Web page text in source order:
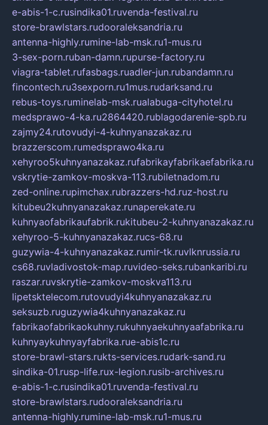
e-abis-1-c.rusindika01.ruvenda-festival.ru
store-brawlstars.rudooraleksandria.ru
antenna-highly.rumine-lab-msk.ru1-mus.ru
3-sex-porn.ruban-damn.rupurse-factory.ru
viagra-tablet.rufasbags.ruadler-jun.rubandamn.ru
fincontech.ru3sexporn.ru1mus.rudarksand.ru
rebus-toys.ruminelab-msk.rualabuga-cityhotel.ru
medsprawo-4-ka.ru2864420.rublagodarenie-spb.ru
zajmy24.rutovudyi-4-kuhnyanazakaz.ru
brazzerscom.rumedsprawo4ka.ru
xehyroo5kuhnyanazakaz.rufabrikayfabrikaefabrika.ru
vskrytie-zamkov-moskva-113.rubiletnadom.ru
zed-online.rupimchax.rubrazzers-hd.ruz-host.ru
kitubeu2kuhnyanazakaz.runaperekate.ru
kuhnyaofabrikaufabrik.rukitubeu-2-kuhnyanazakaz.ru
xehyroo-5-kuhnyanazakaz.rucs-68.ru
guzywia-4-kuhnyanazakaz.rumir-tk.ruvlknrussia.ru
cs68.ruvladivostok-map.ruvideo-seks.rubankaribi.ru
raszar.ruvskrytie-zamkov-moskva113.ru
lipetsktelecom.rutovudyi4kuhnyanazakaz.ru
seksuzb.ruguzywia4kuhnyanazakaz.ru
fabrikaofabrikaokuhny.rukuhnyaekuhnyaafabrika.ru
kuhnyaykuhnyayfabrika.rue-abis1c.ru
store-brawl-stars.rukts-services.rudark-sand.ru
sindika-01.rusp-life.rux-legion.rusib-archives.ru
e-abis-1-c.rusindika01.ruvenda-festival.ru
store-brawlstars.rudooraleksandria.ru
antenna-highly.rumine-lab-msk.ru1-mus.ru